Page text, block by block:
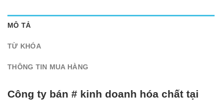
MÔ TẢ
TỪ KHÓA
THÔNG TIN MUA HÀNG
Công ty bán # kinh doanh hóa chất tại